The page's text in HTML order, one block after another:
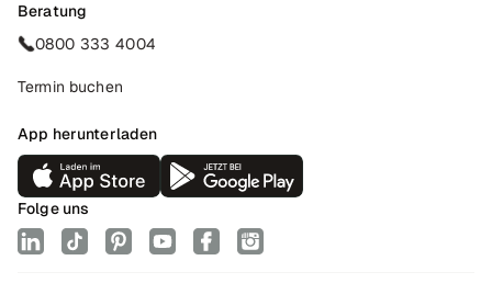
Beratung
0800 333 4004
Termin buchen
App herunterladen
Folge uns